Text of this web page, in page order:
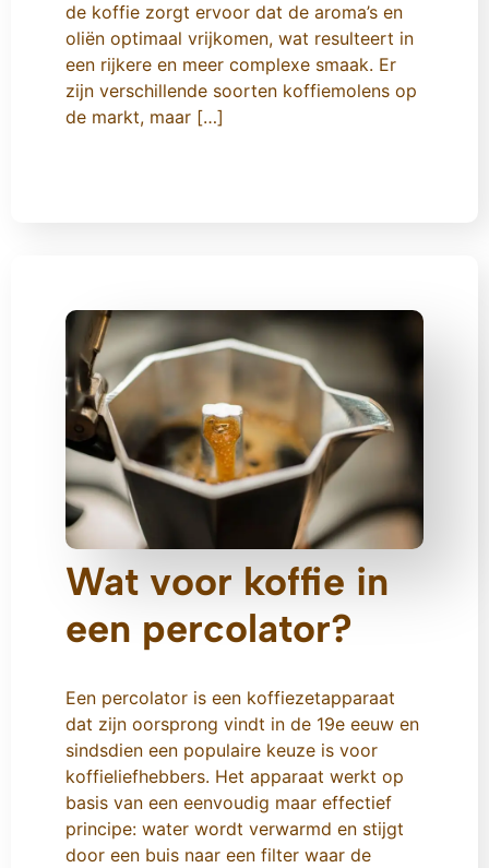
de koffie zorgt ervoor dat de aroma’s en
oliën optimaal vrijkomen, wat resulteert in
een rijkere en meer complexe smaak. Er
zijn verschillende soorten koffiemolens op
de markt, maar […]
Wat voor koffie in
een percolator?
Een percolator is een koffiezetapparaat
dat zijn oorsprong vindt in de 19e eeuw en
sindsdien een populaire keuze is voor
koffieliefhebbers. Het apparaat werkt op
basis van een eenvoudig maar effectief
principe: water wordt verwarmd en stijgt
door een buis naar een filter waar de